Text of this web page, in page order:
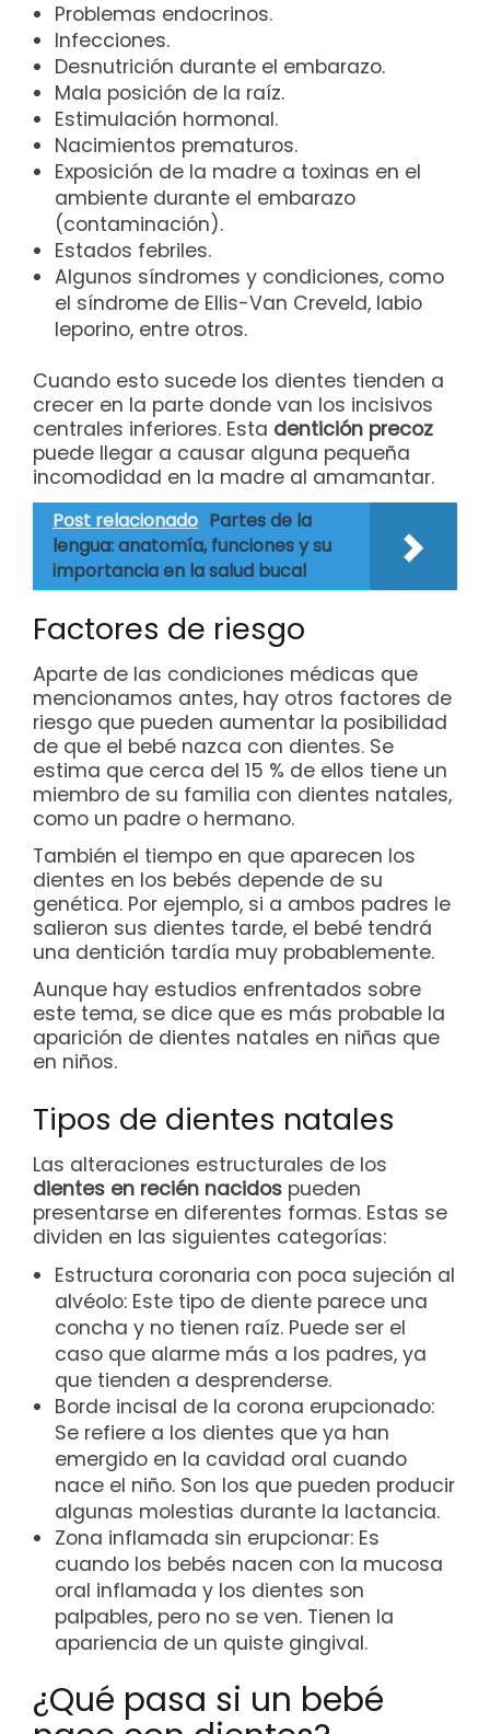
Problemas endocrinos.
Infecciones.
Desnutrición durante el embarazo.
Mala posición de la raíz.
Estimulación hormonal.
Nacimientos prematuros.
Exposición de la madre a toxinas en el
ambiente durante el embarazo
(contaminación).
Estados febriles.
Algunos síndromes y condiciones, como
el síndrome de Ellis-Van Creveld, labio
leporino, entre otros.
Cuando esto sucede los dientes tienden a
crecer en la parte donde van los incisivos
centrales inferiores. Esta dentición precoz
puede llegar a causar alguna pequeña
incomodidad en la madre al amamantar.
Post relacionado Partes de la
lengua: anatomía, funciones y su
importancia en la salud bucal
Factores de riesgo
Aparte de las condiciones médicas que
mencionamos antes, hay otros factores de
riesgo que pueden aumentar la posibilidad
de que el bebé nazca con dientes. Se
estima que cerca del 15 % de ellos tiene un
miembro de su familia con dientes natales,
como un padre o hermano.
También el tiempo en que aparecen los
dientes en los bebés depende de su
genética. Por ejemplo, si a ambos padres le
salieron sus dientes tarde, el bebé tendrá
una dentición tardía muy probablemente.
Aunque hay estudios enfrentados sobre
este tema, se dice que es más probable la
aparición de dientes natales en niñas que
en niños.
Tipos de dientes natales
Las alteraciones estructurales de los
dientes en recién nacidos pueden
presentarse en diferentes formas. Estas se
dividen en las siguientes categorías:
Estructura coronaria con poca sujeción al
alvéolo: Este tipo de diente parece una
concha y no tienen raíz. Puede ser el
caso que alarme más a los padres, ya
que tienden a desprenderse.
Borde incisal de la corona erupcionado:
Se refiere a los dientes que ya han
emergido en la cavidad oral cuando
nace el niño. Son los que pueden producir
algunas molestias durante la lactancia.
Zona inflamada sin erupcionar: Es
cuando los bebés nacen con la mucosa
oral inflamada y los dientes son
palpables, pero no se ven. Tienen la
apariencia de un quiste gingival.
¿Qué pasa si un bebé